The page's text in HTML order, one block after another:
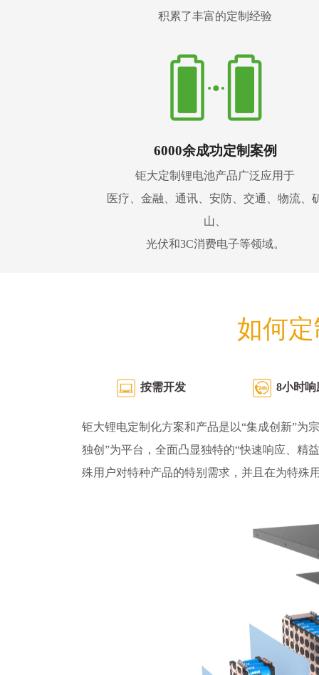
积累了丰富的定制经验
6000余成功定制案例
钜大定制锂电池产品广泛应用于
医疗、金融、通讯、安防、交通、物流、
山、
光伏和3C消费电子等领域。
如何
按需开发 8小时响
钜大锂电定制化方案和产品是以“集成创新”为
独创”为平台，全面凸显独特的“快速响应、精
殊用户对特种产品的特别需求，并且在为特殊